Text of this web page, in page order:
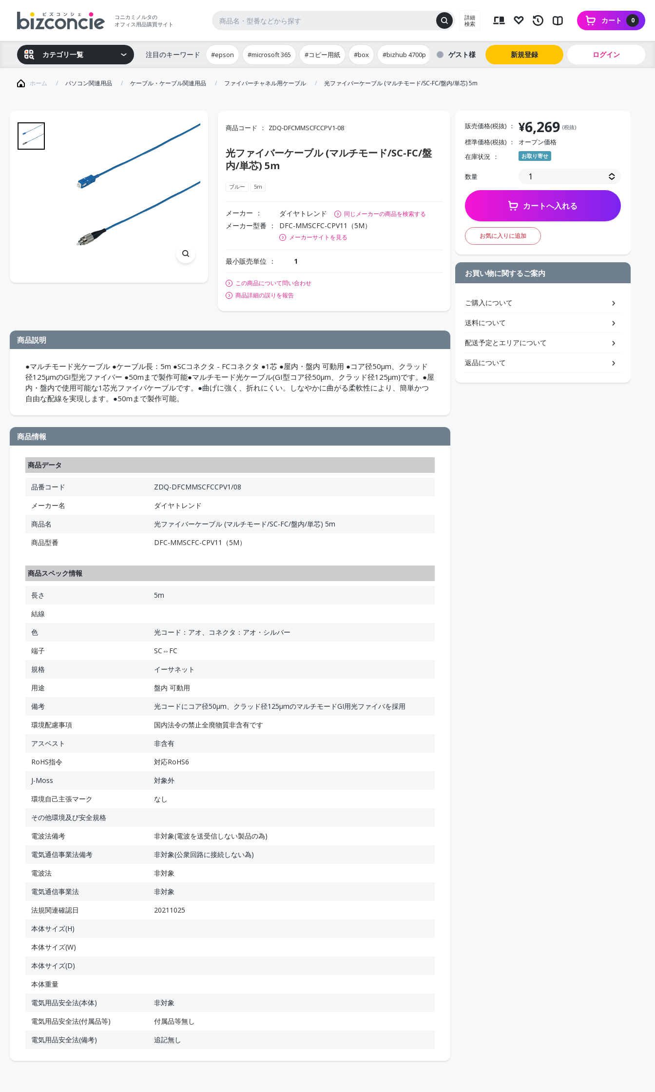
コニカミノルタの
オフィス用品購買サイト
詳細
検索
0
カート
カテゴリ一覧 注目のキーワード #epson #microsoft 365 #コピー用紙 #box #bizhub 4700p ゲスト 新規登録 ログイン
ホーム パソコン関連用品 ケーブル・ケーブル関連用品 ファイバーチャネル用ケーブル 光ファイバーケーブル (マルチモード/SC-FC/盤内/単芯) 5m
商品コード ZDQ-DFCMMSCFCCPV1-08
光ファイバーケーブル (マルチモード/SC-FC/盤
内/単芯) 5m
ブルー 5m
メーカー ダイヤトレンド 同じメーカーの商品を検索する
メーカー型番 DFC-MMSCFC-CPV11（5M）
メーカーサイトを見る
最小販売単位 1
この商品について問い合わせ
商品詳細の誤りを報告
商品説明
●マルチモード光ケーブル ●ケーブル長：5m ●SCコネクタ - FCコネクタ ●1芯 ●屋内・盤内 可動用 ●コア径50μm、クラッド
径125μmのGI型光ファイバー ●50mまで製作可能●マルチモード光ケーブル(GI型コア径50μm、クラッド径125μm)です。●屋
内・盤内で使用可能な1芯光ファイバケーブルです。●曲げに強く、折れにくい。しなやかに曲がる柔軟性により、簡単かつ
自由な配線を実現します。●50mまで製作可能。
商品情報
商品データ
品番コード
ZDQ-DFCMMSCFCCPV1/08
メーカー名
ダイヤトレンド
商品名
光ファイバーケーブル (マルチモード/SC-FC/盤内/単芯) 5m
商品型番
DFC-MMSCFC-CPV11（5M）
商品スペック情報
長さ
5m
結線
色
光コード：アオ、コネクタ：アオ・シルバー
端子
SC⇔FC
規格
イーサネット
用途
盤内 可動用
備考
光コードにコア径50μm、クラッド径125μmのマルチモードGI用光ファイバを採用
環境配慮事項
国内法令の禁止全廃物質非含有です
アスベスト
非含有
RoHS指令
対応RoHS6
J-Moss
対象外
環境自己主張マーク
なし
その他環境及び安全規格
電波法備考
非対象(電波を送受信しない製品の為)
電気通信事業法備考
非対象(公衆回路に接続しない為)
電波法
非対象
電気通信事業法
非対象
法規関連確認日
20211025
本体サイズ(H)
本体サイズ(W)
本体サイズ(D)
本体重量
電気用品安全法(本体)
非対象
電気用品安全法(付属品等)
付属品等無し
電気用品安全法(備考)
追記無し
販売価格(税抜) ¥6,269 (税抜)
標準価格(税抜)
オープン価格
在庫状況
お取り寄せ
数量
カートへ入れる
お気に入りに追加
お買い物に関するご案内
ご購入について
送料について
配送予定とエリアについて
返品について